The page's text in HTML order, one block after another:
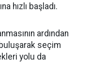
hızlı başladı.
ardından
seçim
yolu da